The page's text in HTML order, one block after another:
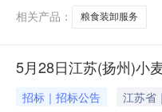
相关产品：
粮食装卸服务
5月28日江苏(扬州)小
招标｜招标公告 江苏省